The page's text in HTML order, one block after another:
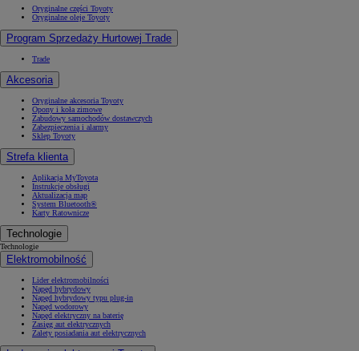
Oryginalne części Toyoty
Oryginalne oleje Toyoty
Program Sprzedaży Hurtowej Trade
Trade
Akcesoria
Oryginalne akcesoria Toyoty
Opony i koła zimowe
Zabudowy samochodów dostawczych
Zabezpieczenia i alarmy
Sklep Toyoty
Strefa klienta
Aplikacja MyToyota
Instrukcje obsługi
Aktualizacja map
System Bluetooth®
Karty Ratownicze
Technologie
Technologie
Elektromobilność
Lider elektromobilności
Napęd hybrydowy
Napęd hybrydowy typu plug-in
Napęd wodorowy
Napęd elektryczny na baterię
Zasięg aut elektrycznych
Zalety posiadania aut elektrycznych